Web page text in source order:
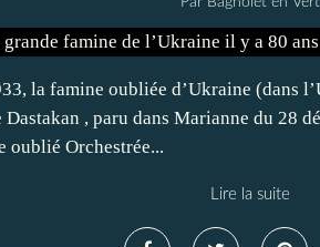
la famine oubliée d’Ukraine (dans
, paru dans Marianne du 28
oublié Orchestrée...
Lire la suite